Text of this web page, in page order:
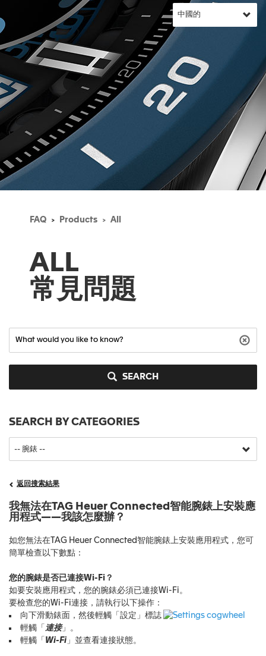
FAQ Products All
ALL
常見問題
SEARCH
SEARCH BY CATEGORIES
返回搜索結果
我無法在TAG Heuer Connected智能腕錶上安裝應
用程式——我該怎麼辦？
如您無法在TAG Heuer Connected智能腕錶上安裝應用程式，您可
簡單檢查以下數點：
您的腕錶是否已連接Wi-Fi？
如要安裝應用程式，您的腕錶必須已連接Wi-Fi。
要檢查您的Wi-Fi連接，請執行以下操作：
向下滑動錶面，然後輕觸「設定」標誌
輕觸「 連接」。
輕觸「 Wi-Fi 」並查看連接狀態。